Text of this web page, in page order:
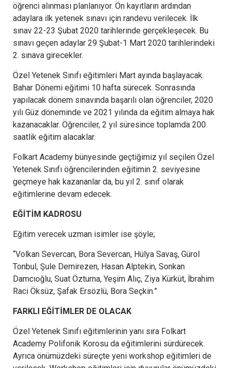
öğrenci alınması planlanıyor. Ön kayıtların ardından
adaylara ilk yetenek sınavı için randevu verilecek. İlk
sınav 22-23 Şubat 2020 tarihlerinde gerçekleşecek. Bu
sınavı geçen adaylar 29 Şubat-1 Mart 2020 tarihlerindeki
2. sınava girecekler.
Özel Yetenek Sınıfı eğitimleri Mart ayında başlayacak.
Bahar Dönemi eğitimi 10 hafta sürecek. Sonrasında
yapılacak dönem sınavında başarılı olan öğrenciler, 2020
yılı Güz döneminde ve 2021 yılında da eğitim almaya hak
kazanacaklar. Öğrenciler, 2 yıl süresince toplamda 200
saatlik eğitim alacaklar.
Folkart Academy bünyesinde geçtiğimiz yıl seçilen Özel
Yetenek Sınıfı öğrencilerinden eğitimin 2. seviyesine
geçmeye hak kazananlar da, bu yıl 2. sınıf olarak
eğitimlerine devam edecek.
EĞİTİM KADROSU
Eğitim verecek uzman isimler ise şöyle;
“Volkan Severcan, Bora Severcan, Hülya Savaş, Gürol
Tonbul, Şule Demirezen, Hasan Alptekin, Sonkan
Damcıoğlu, Suat Özturna, Yeşim Alıç, Ziya Kürküt, İbrahim
Raci Öksüz, Şafak Ersözlü, Bora Seçkin.”
FARKLI EĞİTİMLER DE OLACAK
Özel Yetenek Sınıfı eğitimlerinin yanı sıra Folkart
Academy Polifonik Korosu da eğitimlerini sürdürecek.
Ayrıca önümüzdeki süreçte yeni workshop eğitimleri de